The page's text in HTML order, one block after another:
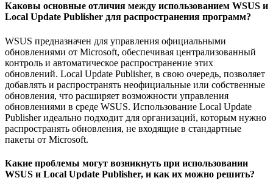
Каковы основные отличия между использованием WSUS и
Local Update Publisher для распространения программ?
WSUS предназначен для управления официальными
обновлениями от Microsoft, обеспечивая централизованный
контроль и автоматическое распространение этих
обновлений. Local Update Publisher, в свою очередь, позволяет
добавлять и распространять неофициальные или собственные
обновления, что расширяет возможности управления
обновлениями в среде WSUS. Использование Local Update
Publisher идеально подходит для организаций, которым нужно
распространять обновления, не входящие в стандартные
пакеты от Microsoft.
Какие проблемы могут возникнуть при использовании
WSUS и Local Update Publisher, и как их можно решить?